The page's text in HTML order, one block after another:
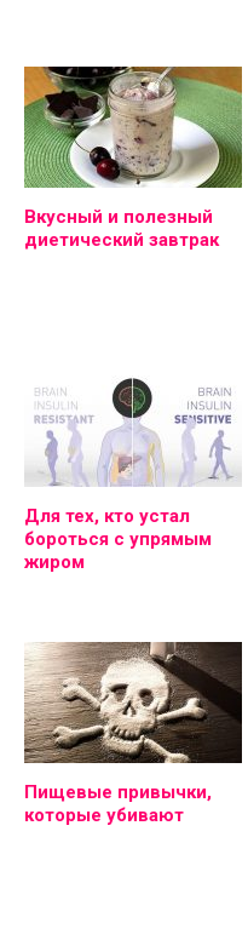
Вкусный и полезный
диетический завтрак
Для тех, кто устал
бороться с упрямым
жиром
Пищевые привычки,
которые убивают